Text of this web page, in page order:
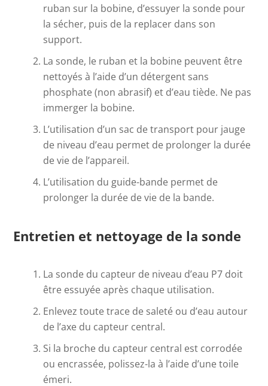
ruban sur la bobine, d’essuyer la sonde pour
la sécher, puis de la replacer dans son
support.
La sonde, le ruban et la bobine peuvent être
nettoyés à l’aide d’un détergent sans
phosphate (non abrasif) et d’eau tiède. Ne pas
immerger la bobine.
L’utilisation d’un sac de transport pour jauge
de niveau d’eau permet de prolonger la durée
de vie de l’appareil.
L’utilisation du guide-bande permet de
prolonger la durée de vie de la bande.
Entretien et nettoyage de la sonde
La sonde du capteur de niveau d’eau P7 doit
être essuyée après chaque utilisation.
Enlevez toute trace de saleté ou d’eau autour
de l’axe du capteur central.
Si la broche du capteur central est corrodée
ou encrassée, polissez-la à l’aide d’une toile
émeri.